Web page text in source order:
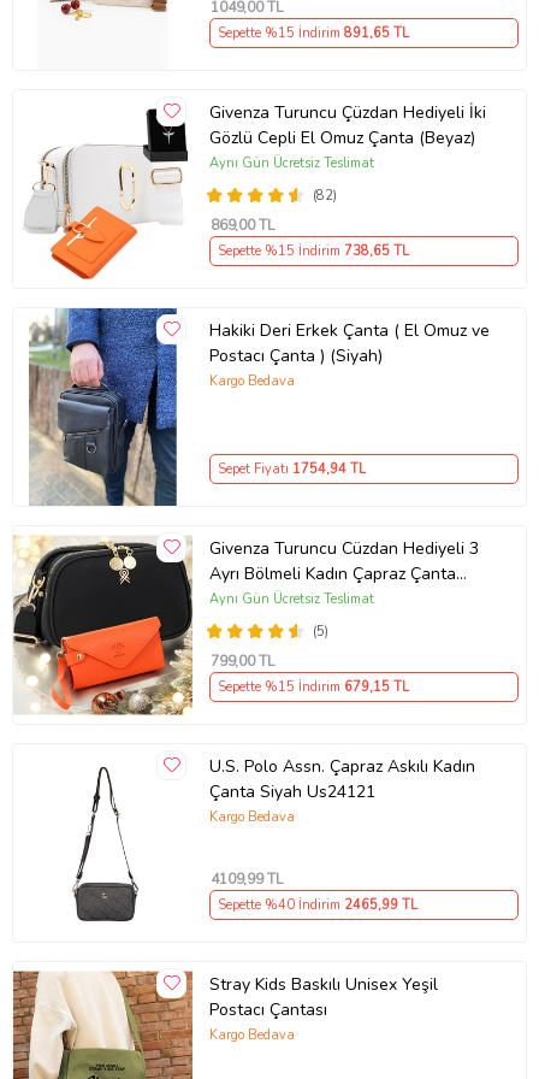
Doğum günü, yılbaşı, Anneler Günü ya da sadece sevdiğinize küçük
bir sürpriz yapmak istiyorsanız,Fare Kedi Figürlü Büyük Postacı
Her adımda özgün, eğlenceli ve rahat! Siz de bu çantayı
koleksiyonunuza ekleyin, farkı hissedin! ???
Ürün Kodu:
kcm92024063
1049,00 TL
Sepette %15 İndirim 891,65 TL
Givenza Turuncu Çüzdan Hediyeli İki
Gözlü Cepli El Omuz Çanta (Beyaz)
(82)
Aynı Gün Ücretsiz Teslimat
869,00 TL
Sepette %15 İndirim 738,65 TL
Hakiki Deri Erkek Çanta ( El Omuz ve
Postacı Çanta ) (Siyah)
Kargo Bedava
Sepet Fiyatı 1754,94 TL
Givenza Turuncu Cüzdan Hediyeli 3
Ayrı Bölmeli Kadın Çapraz Çanta
(Siyah)
(5)
Aynı Gün Ücretsiz Teslimat
799,00 TL
Sepette %15 İndirim 679,15 TL
U.S. Polo Assn. Çapraz Askılı Kadın
Çanta Siyah Us24121
Kargo Bedava
4109,99 TL
Sepette %40 İndirim 2465,99 TL
Stray Kids Baskılı Unisex Yeşil
Postacı Çantası
Kargo Bedava